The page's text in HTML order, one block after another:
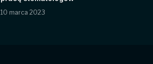
10 marca 2023